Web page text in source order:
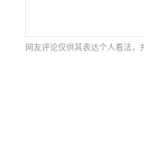
网友评论仅供其表达个人看法，